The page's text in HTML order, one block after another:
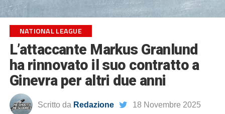
NATIONAL LEAGUE
L’attaccante Markus Granlund
ha rinnovato il suo contratto a
Ginevra per altri due anni
Scritto da Redazione 18 Novembre 2025